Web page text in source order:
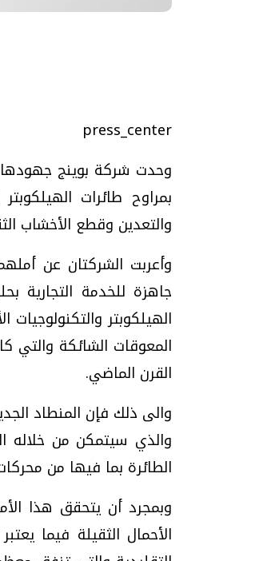
press_center
وحدت شركة بوينج
بمراوح طائرات
والتعدين وقطع الأخشاب
الهيلكوبتر
المعوقات الشائكة والتي
القرن الماضي.
والى ذلك فإن المنطاد
والذي سيتمكن من خلاله
الطائرة بما فيها من
وبمجرد أن يتحقق هذا
الأحمال الثقيلة فيما
تحقيقات وحوارات
موجات الطقس الساخنة.. لماذا تحدث وكيف